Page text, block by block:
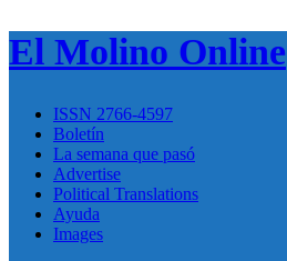
El Molino Online
ISSN 2766-4597
Boletín
La semana que pasó
Advertise
Political Translations
Ayuda
Images